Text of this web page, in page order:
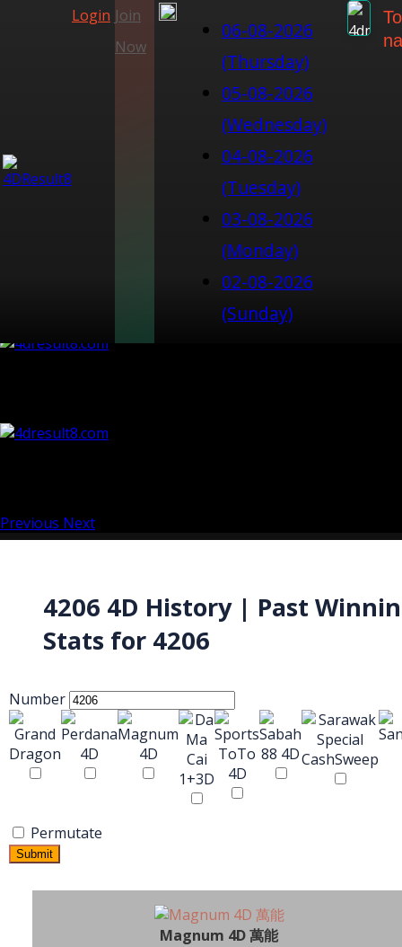
Login Join
Now
06-08-2026
(Thursday)
05-08-2026
(Wednesday)
04-08-2026
(Tuesday)
03-08-2026
(Monday)
02-08-2026
(Sunday)
Previous Next
4206 4D History | Past
Stats for 4206
Number
Permutate
Submit
Magnum 4D 萬能